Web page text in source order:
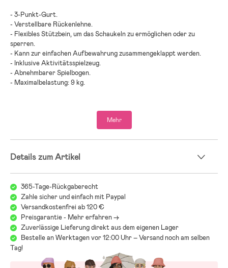
- 3-Punkt-Gurt.
- Verstellbare Rückenlehne.
- Flexibles Stützbein, um das Schaukeln zu ermöglichen oder zu
sperren.
- Kann zur einfachen Aufbewahrung zusammengeklappt werden.
- Inklusive Aktivitätsspielzeug.
- Abnehmbarer Spielbogen.
- Maximalbelastung: 9 kg.
- Altersempfehlung: ab Geburt.
- Hinweis: Trage die Wippe niemals, wenn ein Kind darin liegt.
- Hinweis: Der Spielbogen darf nicht als Tragegriff genutzt werden.
Mehr
Details zum Artikel
365-Tage-Rückgaberecht
Zahle sicher und einfach mit Paypal
Versandkostenfrei ab 120 €
Preisgarantie - Mehr erfahren ->
Zuverlässige Lieferung direkt aus dem eigenen Lager
Bestelle an Werktagen vor 12:00 Uhr – Versand noch am selben
Tag!